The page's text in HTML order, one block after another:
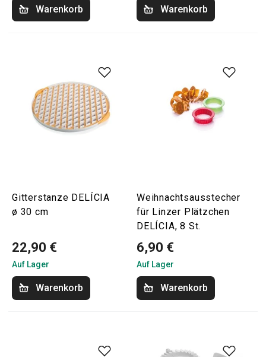
Warenkorb Warenkorb
Gitterstanze DELÍCIA
ø 30 cm
22,90 €
Auf Lager
Warenkorb
Weihnachtsausstecher
für Linzer Plätzchen
DELÍCIA, 8 St.
6,90 €
Auf Lager
Warenkorb